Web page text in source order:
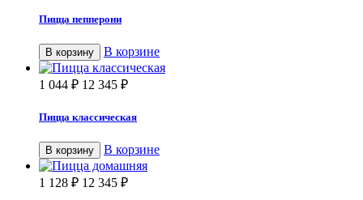
Пицца пепперони
В корзину В корзине
1 044 ₽ 12 345 ₽
Пицца классическая
В корзину В корзине
1 128 ₽ 12 345 ₽